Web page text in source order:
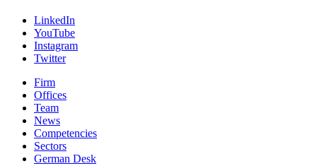
LinkedIn
YouTube
Instagram
Twitter
Firm
Offices
Team
News
Competencies
Sectors
German Desk